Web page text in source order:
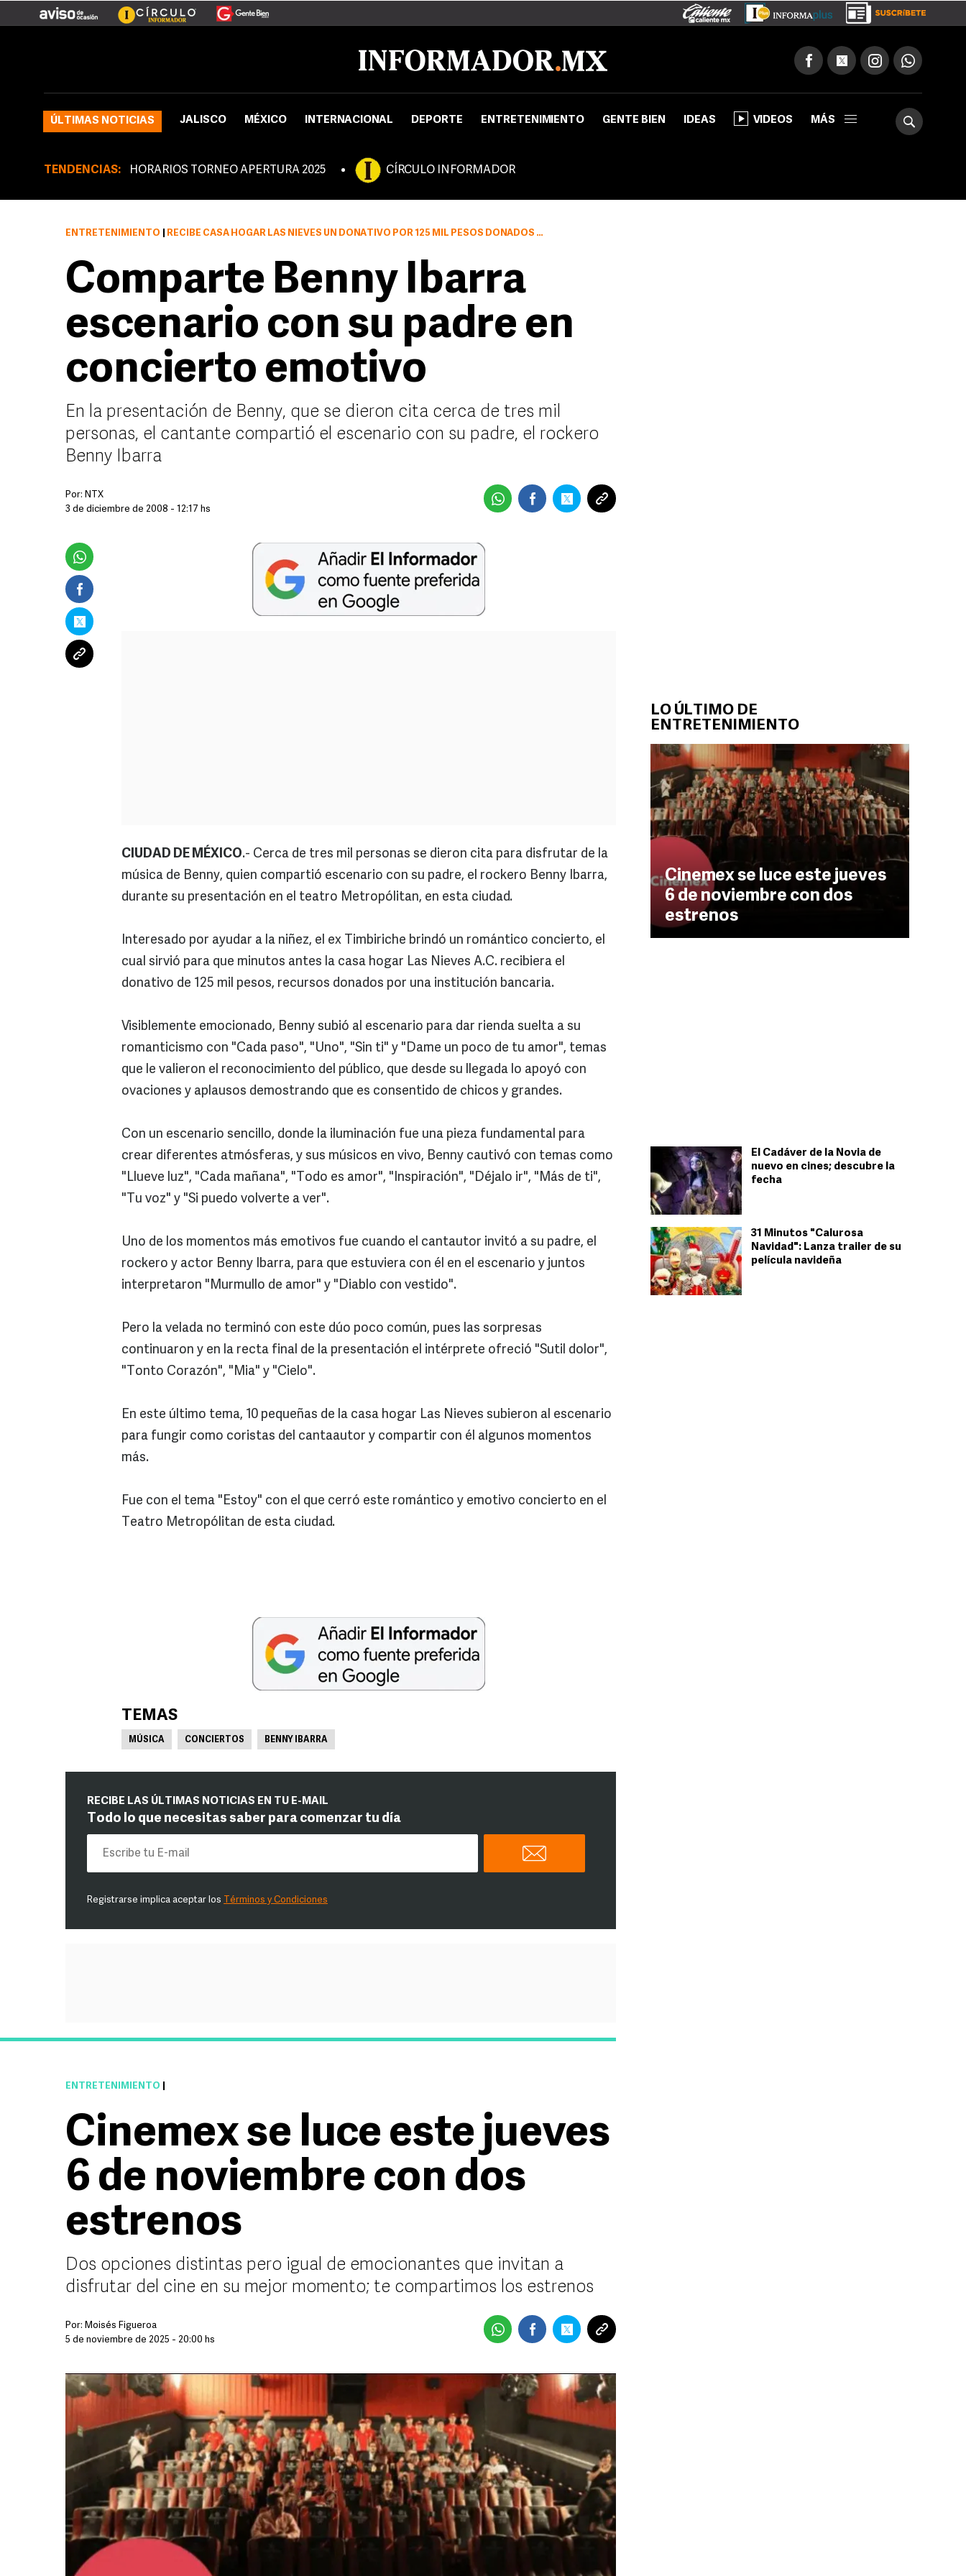
ÚLTIMAS NOTICIAS JALISCO MÉXICO INTERNACIONAL DEPORTE ENTRETENIMIENTO GENTE BIEN IDEAS VIDEOS MÁS
TENDENCIAS: HORARIOS TORNEO APERTURA 2025 CÍRCULO INFORMADOR
LO ÚLTIMO DE
ENTRETENIMIENTO
Cinemex se luce este jueves
6 de noviembre con dos
estrenos
El Cadáver de la Novia de
nuevo en cines; descubre la
fecha
31 Minutos "Calurosa
Navidad": Lanza trailer de su
película navideña
ENTRETENIMIENTO RECIBE CASA HOGAR LAS NIEVES UN DONATIVO POR 125 MIL PESOS DONADOS POR UNA INSTITUCIÓN BANCARIA
Comparte Benny Ibarra
escenario con su padre en
concierto emotivo
En la presentación de Benny, que se dieron cita cerca de tres mil
personas, el cantante compartió el escenario con su padre, el rockero
Benny Ibarra
Por: NTX
3 de diciembre de 2008 - 12:17 hs
CIUDAD DE MÉXICO.- Cerca de tres mil personas se dieron cita para disfrutar de la
música de Benny, quien compartió escenario con su padre, el rockero Benny Ibarra,
durante su presentación en el teatro Metropólitan, en esta ciudad.
Interesado por ayudar a la niñez, el ex Timbiriche brindó un romántico concierto, el
cual sirvió para que minutos antes la casa hogar Las Nieves A.C. recibiera el
donativo de 125 mil pesos, recursos donados por una institución bancaria.
Visiblemente emocionado, Benny subió al escenario para dar rienda suelta a su
romanticismo con "Cada paso", "Uno", "Sin ti" y "Dame un poco de tu amor", temas
que le valieron el reconocimiento del público, que desde su llegada lo apoyó con
ovaciones y aplausos demostrando que es consentido de chicos y grandes.
Con un escenario sencillo, donde la iluminación fue una pieza fundamental para
crear diferentes atmósferas, y sus músicos en vivo, Benny cautivó con temas como
"Llueve luz", "Cada mañana", "Todo es amor", "Inspiración", "Déjalo ir", "Más de ti",
"Tu voz" y "Si puedo volverte a ver".
Uno de los momentos más emotivos fue cuando el cantautor invitó a su padre, el
rockero y actor Benny Ibarra, para que estuviera con él en el escenario y juntos
interpretaron "Murmullo de amor" y "Diablo con vestido".
Pero la velada no terminó con este dúo poco común, pues las sorpresas
continuaron y en la recta final de la presentación el intérprete ofreció "Sutil dolor",
"Tonto Corazón", "Mia" y "Cielo".
En este último tema, 10 pequeñas de la casa hogar Las Nieves subieron al escenario
para fungir como coristas del cantaautor y compartir con él algunos momentos
más.
Fue con el tema "Estoy" con el que cerró este romántico y emotivo concierto en el
Teatro Metropólitan de esta ciudad.
TEMAS
MÚSICA CONCIERTOS BENNY IBARRA
RECIBE LAS ÚLTIMAS NOTICIAS EN TU E-MAIL
Todo lo que necesitas saber para comenzar tu día
Registrarse implica aceptar los Términos y Condiciones
ENTRETENIMIENTO
Cinemex se luce este jueves
6 de noviembre con dos
estrenos
Dos opciones distintas pero igual de emocionantes que invitan a
disfrutar del cine en su mejor momento; te compartimos los estrenos
Por: Moisés Figueroa
5 de noviembre de 2025 - 20:00 hs